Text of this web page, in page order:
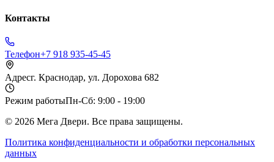
Контакты
Телефон+7 918 935-45-45
Адресг. Краснодар, ул. Дорохова 682
Режим работыПн-Сб: 9:00 - 19:00
© 2026 Мега Двери. Все права защищены.
Политика конфиденциальности и обработки персональных
данных